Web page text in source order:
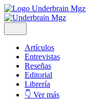
Artículos
Entrevistas
Reseñas
Editorial
Librería
👇 Ver más